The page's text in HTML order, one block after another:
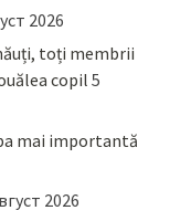
2026
toți membrii
copil 5
mai importantă
2026